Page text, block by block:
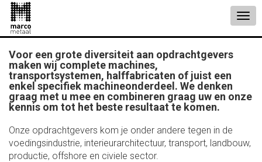
Voor een grote diversiteit aan opdrachtgevers
maken wij complete machines,
transportsystemen, halffabricaten of juist een
enkel specifiek machineonderdeel. We denken
graag met u mee en combineren graag uw en onze
kennis om tot het beste resultaat te komen.
Onze opdrachtgevers kom je onder andere tegen in de
voedingsindustrie, interieurarchitectuur, transport, landbouw,
productie, offshore en civiele sector.